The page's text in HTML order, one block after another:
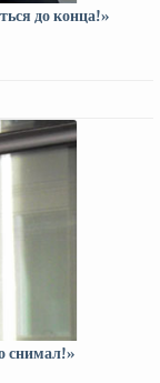
до конца!»
снимал!»